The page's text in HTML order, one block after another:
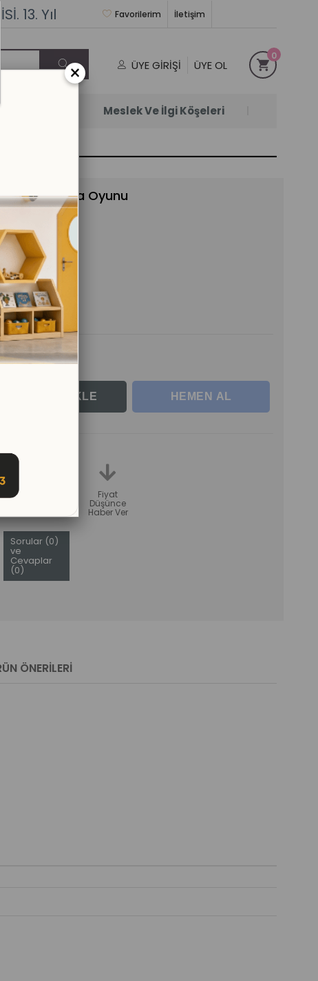
13. Yıl İletişim
Favorilerim
ÜYE GIRIŞI ÜYE OL
0
Satanlar Meslek Ve İlgi Köşeleri
Sıralama Oyunu
Fiyat
Düşünce
Haber Ver
Sorular (0)
ve
Cevaplar
(0)
ÖNERILERI
×